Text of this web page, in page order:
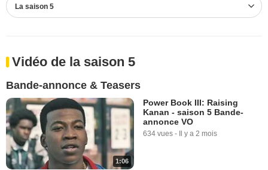
La saison 5
Vidéo de la saison 5
Bande-annonce & Teasers
1:06
Power Book III: Raising
Kanan - saison 5 Bande-
annonce VO
634 vues - Il y a 2 mois